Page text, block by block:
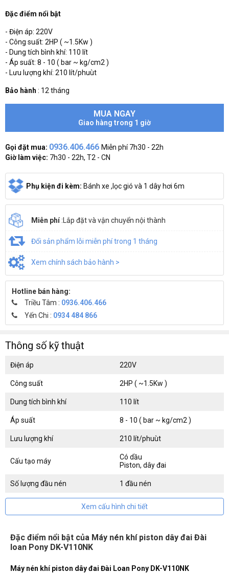
Đặc điểm nổi bật
- Điện áp: 220V
- Công suất: 2HP ( ~1.5Kw )
- Dung tích bình khí: 110 lít
- Áp suất: 8 - 10 ( bar ~ kg/cm2 )
- Lưu lượng khí: 210 lít/phuùt
Bảo hành : 12 tháng
MUA NGAY
Giao hàng trong 1 giờ
Gọi đặt mua: 0936.406.466 Miễn phí 7h30 - 22h
Giờ làm việc: 7h30 - 22h, T2 - CN
Phụ kiện đi kèm: Bánh xe ,lọc gió và 1 dây hơi 6m
Miễn phí:Lắp đặt và vận chuyển nội thành
Đổi sản phẩm lỗi miễn phí trong 1 tháng
Xem chính sách bảo hành >
Hotline bán hàng:
Triều Tâm : 0936.406.466
Yến Chi : 0934 484 866
Thông số kỹ thuật
Điện áp 220V
Công suất 2HP ( ~1.5Kw )
Dung tích bình khí 110 lít
Áp suất 8 - 10 ( bar ~ kg/cm2 )
Lưu lượng khí 210 lít/phuùt
Cấu tạo máy
Có dầu
Piston, dây đai
Số lượng đầu nén 1 đầu nén
Xem cấu hình chi tiết
Đặc điểm nổi bật của Máy nén khí piston dây đai Đài
loan Pony DK-­V110NK
Máy nén khí piston dây đai Đài Loan Pony DK-V110NK